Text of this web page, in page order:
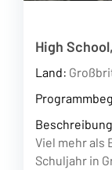
High
Land:
Viel mehr als
Schuljahr in